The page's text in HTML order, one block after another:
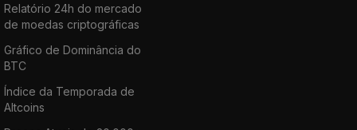
Relatório 24h do mercado
de moedas criptográficas
Gráfico de Dominância do
BTC
Índice da Temporada de
Altcoins